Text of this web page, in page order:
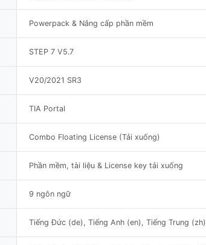
Powerpack & Nâng cấp phần mềm
STEP 7 V5.7
V20/2021 SR3
TIA Portal
Combo Floating License (Tải xuống)
Phần mềm, tài liệu & License key tải xuống
9 ngôn ngữ
Tiếng Đức (de), Tiếng Anh (en), Tiếng Trung (zh)